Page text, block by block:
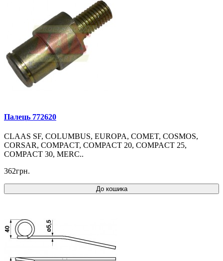
Палець 772620
CLAAS SF, COLUMBUS, EUROPA, COMET, COSMOS,
CORSAR, COMPACT, COMPACT 20, COMPACT 25,
COMPACT 30, MERC..
362грн.
До кошика